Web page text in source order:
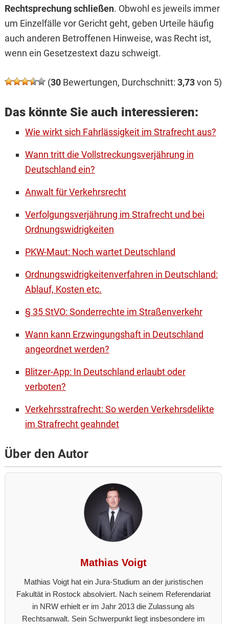
Rechtsprechung schließen. Obwohl es jeweils immer
um Einzelfälle vor Gericht geht, geben Urteile häufig
auch anderen Betroffenen Hinweise, was Recht ist,
wenn ein Gesetzestext dazu schweigt.
(30Bewertungen, Durchschnitt: 3,73von 5)
Das könnte Sie auch interessieren:
Wie wirkt sich Fahrlässigkeit im Strafrecht aus?
Wann tritt die Vollstreckungsverjährung in
Deutschland ein?
Anwalt für Verkehrsrecht
Verfolgungsverjährung im Strafrecht und bei
Ordnungswidrigkeiten
PKW-Maut: Noch wartet Deutschland
Ordnungswidrigkeitenverfahren in Deutschland:
Ablauf, Kosten etc.
§ 35 StVO: Sonderrechte im Straßenverkehr
Wann kann Erzwingungshaft in Deutschland
angeordnet werden?
Blitzer-App: In Deutschland erlaubt oder
verboten?
Verkehrsstrafrecht: So werden Verkehrsdelikte
im Strafrecht geahndet
Über den Autor
Mathias Voigt
Mathias Voigt hat ein Jura-Studium an der juristischen
Fakultät in Rostock absolviert. Nach seinem Referendariat
in NRW erhielt er im Jahr 2013 die Zulassung als
Rechtsanwalt. Sein Schwerpunkt liegt insbesondere im